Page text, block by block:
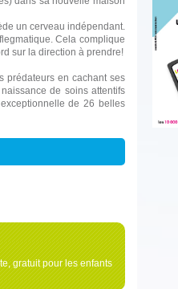
un cerveau indépendant.
Cela complique
sur la direction à prendre!
prédateurs en cachant ses
de soins attentifs
de 26 belles
gratuit pour les enfants